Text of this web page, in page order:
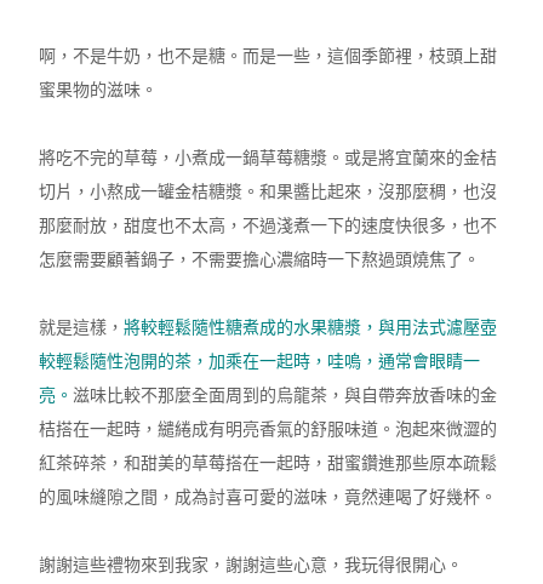
啊，不是牛奶，也不是糖。而是一些，這個季節裡，枝頭上甜
蜜果物的滋味。
將吃不完的草莓，小煮成一鍋草莓糖漿。或是將宜蘭來的金桔
切片，小熬成一罐金桔糖漿。和果醬比起來，沒那麼稠，也沒
那麼耐放，甜度也不太高，不過淺煮一下的速度快很多，也不
怎麼需要顧著鍋子，不需要擔心濃縮時一下熬過頭燒焦了。
就是這樣，將較輕鬆隨性糖煮成的水果糖漿，與用法式濾壓壺
較輕鬆隨性泡開的茶，加乘在一起時，哇嗚，通常會眼睛一
亮。 滋味比較不那麼全面周到的烏龍茶，與自帶奔放香味的金
桔搭在一起時，繾綣成有明亮香氣的舒服味道。泡起來微澀的
紅茶碎茶，和甜美的草莓搭在一起時，甜蜜鑽進那些原本疏鬆
的風味縫隙之間，成為討喜可愛的滋味，竟然連喝了好幾杯。
謝謝這些禮物來到我家，謝謝這些心意，我玩得很開心。